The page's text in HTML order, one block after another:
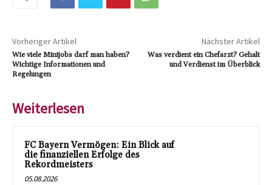
Vorheriger Artikel
Wie viele Minijobs darf man haben?
Wichtige Informationen und
Regelungen
Nächster Artikel
Was verdient ein Chefarzt? Gehalt
und Verdienst im Überblick
Weiterlesen
FC Bayern Vermögen: Ein Blick auf
die finanziellen Erfolge des
Rekordmeisters
05.08.2026